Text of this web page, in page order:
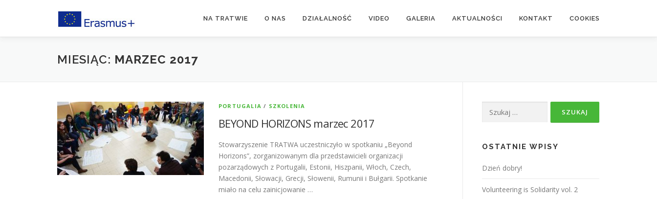
NA TRATWIE O NAS DZIAŁALNOŚĆ VIDEO GALERIA AKTUALNOŚCI KONTAKT COOKIES
MIESIĄC: MARZEC 2017
PORTUGALIA / SZKOLENIA
BEYOND HORIZONS marzec 2017
Stowarzyszenie TRATWA uczestniczyło w spotkaniu „Beyond
Horizons”, zorganizowanym dla przedstawicieli organizacji
pozarządowych z Portugalii, Estonii, Hiszpanii, Włoch, Czech,
Macedonii, Słowacji, Grecji, Słowenii, Rumunii i Bułgarii. Spotkanie
miało na celu zainicjowanie …
OSTATNIE WPISY
Dzień dobry!
Volunteering is Solidarity vol. 2